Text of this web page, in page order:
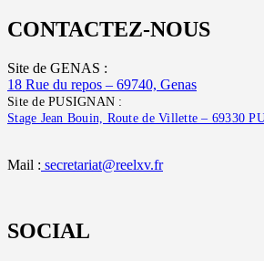
CONTACTEZ-NOUS
Site de GENAS :
18 Rue du repos – 69740, Genas
Site de PUSIGNAN :
Stage Jean Bouin, Route de Villette – 69330
Mail : secretariat@reelxv.fr
SOCIAL